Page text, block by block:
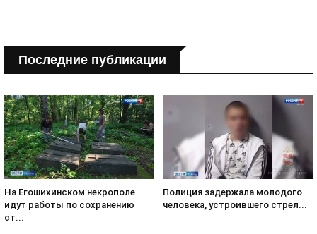
Последние публикации
На Егошихинском некрополе
идут работы по сохранению
ст...
Полиция задержала молодого
человека, устроившего стрел...